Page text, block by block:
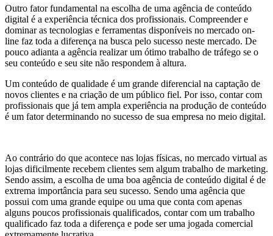
Outro fator fundamental na escolha de uma agência de conteúdo
digital é a experiência técnica dos profissionais. Compreender e
dominar as tecnologias e ferramentas disponíveis no mercado on-
line faz toda a diferença na busca pelo sucesso neste mercado. De
pouco adianta a agência realizar um ótimo trabalho de tráfego se o
seu conteúdo e seu site não respondem à altura.
Um conteúdo de qualidade é um grande diferencial na captação de
novos clientes e na criação de um público fiel. Por isso, contar com
profissionais que já tem ampla experiência na produção de conteúdo
é um fator determinando no sucesso de sua empresa no meio digital.
Ao contrário do que acontece nas lojas físicas, no mercado virtual as
lojas dificilmente recebem clientes sem algum trabalho de marketing.
Sendo assim, a escolha de uma boa agência de conteúdo digital é de
extrema importância para seu sucesso. Sendo uma agência que
possui com uma grande equipe ou uma que conta com apenas
alguns poucos profissionais qualificados, contar com um trabalho
qualificado faz toda a diferença e pode ser uma jogada comercial